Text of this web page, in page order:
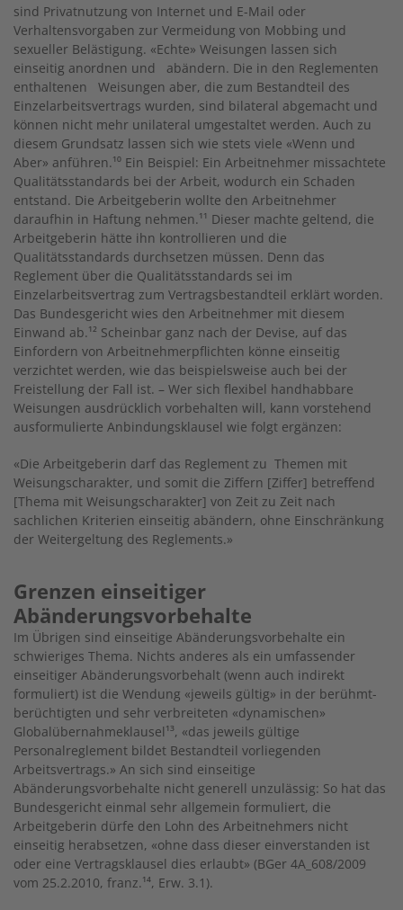
sind Privatnutzung von Internet und E-Mail oder
Verhaltensvorgaben zur Vermeidung von Mobbing und
sexueller Belästigung. «Echte» Weisungen lassen sich
einseitig anordnen und abändern. Die in den Reglementen
enthaltenen Weisungen aber, die zum Bestandteil des
Einzelarbeitsvertrags wurden, sind bilateral abgemacht und
können nicht mehr unilateral umgestaltet werden. Auch zu
diesem Grundsatz lassen sich wie stets viele «Wenn und
Aber» anführen.¹⁰ Ein Beispiel: Ein Arbeitnehmer missachtete
Qualitätsstandards bei der Arbeit, wodurch ein Schaden
entstand. Die Arbeitgeberin wollte den Arbeitnehmer
daraufhin in Haftung nehmen.¹¹ Dieser machte geltend, die
Arbeitgeberin hätte ihn kontrollieren und die
Qualitätsstandards durchsetzen müssen. Denn das
Reglement über die Qualitätsstandards sei im
Einzelarbeitsvertrag zum Vertragsbestandteil erklärt worden.
Das Bundesgericht wies den Arbeitnehmer mit diesem
Einwand ab.¹² Scheinbar ganz nach der Devise, auf das
Einfordern von Arbeitnehmerpflichten könne einseitig
verzichtet werden, wie das beispielsweise auch bei der
Freistellung der Fall ist. – Wer sich flexibel handhabbare
Weisungen ausdrücklich vorbehalten will, kann vorstehend
ausformulierte Anbindungsklausel wie folgt ergänzen:
«Die Arbeitgeberin darf das Reglement zu Themen mit
Weisungscharakter, und somit die Ziffern [Ziffer] betreffend
[Thema mit Weisungscharakter] von Zeit zu Zeit nach
sachlichen Kriterien einseitig abändern, ohne Einschränkung
der Weitergeltung des Reglements.»
Grenzen einseitiger
Abänderungsvorbehalte
Im Übrigen sind einseitige Abänderungsvorbehalte ein
schwieriges Thema. Nichts anderes als ein umfassender
einseitiger Abänderungsvorbehalt (wenn auch indirekt
formuliert) ist die Wendung «jeweils gültig» in der berühmt-
berüchtigten und sehr verbreiteten «dynamischen»
Globalübernahmeklausel¹³, «das jeweils gültige
Personalreglement bildet Bestandteil vorliegenden
Arbeitsvertrags.» An sich sind einseitige
Abänderungsvorbehalte nicht generell unzulässig: So hat das
Bundesgericht einmal sehr allgemein formuliert, die
Arbeitgeberin dürfe den Lohn des Arbeitnehmers nicht
einseitig herabsetzen, «ohne dass dieser einverstanden ist
oder eine Vertragsklausel dies erlaubt» (BGer 4A_608/2009
vom 25.2.2010, franz.¹⁴, Erw. 3.1).